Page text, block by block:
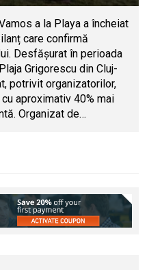
a la Playa a încheiat
care confirmă
Desfășurat în perioada
Grigorescu din Cluj-
potrivit organizatorilor,
aproximativ 40% mai
Organizat de…